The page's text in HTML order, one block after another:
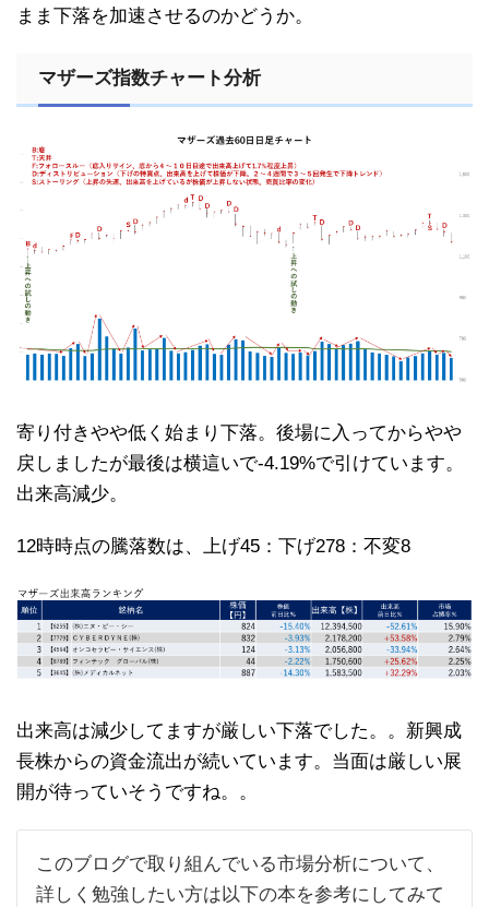
まま下落を加速させるのかどうか。
マザーズ指数チャート分析
寄り付きやや低く始まり下落。後場に入ってからやや
戻しましたが最後は横這いで-4.19%で引けています。
出来高減少。
12時時点の騰落数は、上げ45：下げ278：不変8
出来高は減少してますが厳しい下落でした。。新興成
長株からの資金流出が続いています。当面は厳しい展
開が待っていそうですね。。
このブログで取り組んでいる市場分析について、
詳しく勉強したい方は以下の本を参考にしてみて